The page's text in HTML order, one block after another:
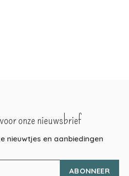
onze nieuwsbrief
nieuwtjes en aanbiedingen
ABONNEER